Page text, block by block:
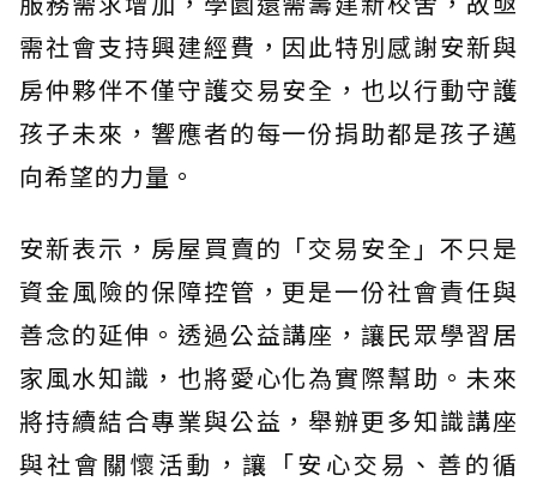
需社會支持興建經費，因此特別感謝安新與
房仲夥伴不僅守護交易安全，也以行動守護
孩子未來，響應者的每一份捐助都是孩子邁
向希望的力量。
安新表示，房屋買賣的「交易安全」不只是
資金風險的保障控管，更是一份社會責任與
善念的延伸。透過公益講座，讓民眾學習居
家風水知識，也將愛心化為實際幫助。未來
將持續結合專業與公益，舉辦更多知識講座
與社會關懷活動，讓「安心交易、善的循